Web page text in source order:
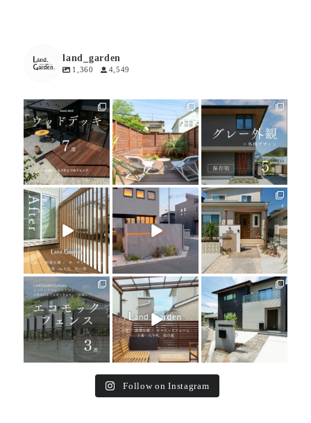
land_garden
1,360 4,549
land_garden
11 0
land_garden
18 0
land_garden
19 0
land_garden
22
land_garden
22 0
land_garden
24 0
land_garden
15 0
land_garden
32 0
land_garden
24 0
Follow on Instagram